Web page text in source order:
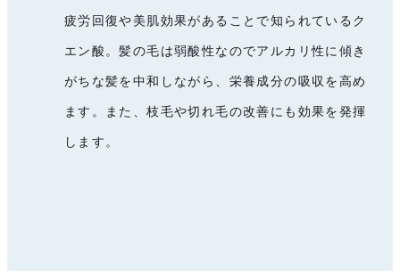
疲労回復や美肌効果があることで知られているク
エン酸。髪の毛は弱酸性なのでアルカリ性に傾き
がちな髪を中和しながら、栄養成分の吸収を高め
ます。また、枝毛や切れ毛の改善にも効果を発揮
します。